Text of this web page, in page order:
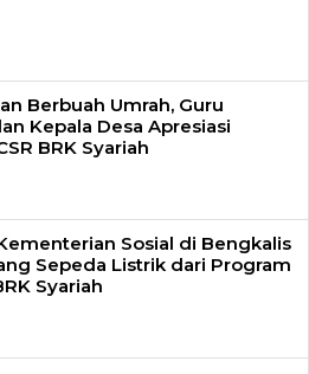
Berbuah Umrah, Guru
Kepala Desa Apresiasi
BRK Syariah
Sosial di Bengkalis
Sepeda Listrik dari Program
Syariah